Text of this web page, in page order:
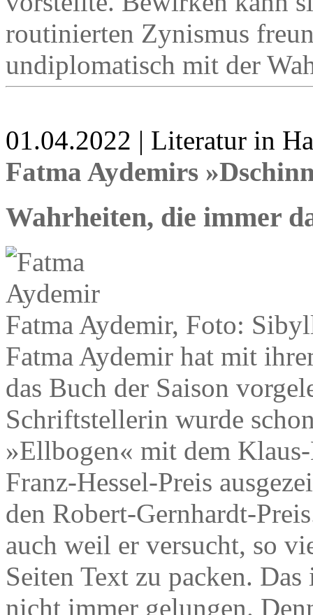
routinierten Zynismus
undiplomatisch mit der
01.04.2022 | Literatur in
Fatma Aydemirs
Wahrheiten, die immer
Fatma Aydemir, Foto:
Fatma Aydemir hat mit
das Buch der Saison
Schriftstellerin wurde
»Ellbogen« mit dem
Franz-Hessel-Preis
den Robert-Gernhardt-
auch weil er versucht, so
Seiten Text zu packen.
nicht immer gelungen.